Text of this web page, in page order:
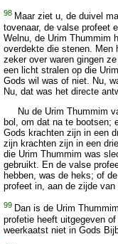
98 Maar ziet u, de duivel
tovenaar, de valse profeet
Welnu, de Urim Thummim
overdekte die stenen. Men
zeker over waren gingen
een licht stralen op die
Gods wil was of niet. Nu,
Nu, dat was het directe
Nu de Urim Thummim
bol, om dat na te bootsen;
Gods krachten zijn in een
zijn krachten zijn in een
die Urim Thummim was
gebruikt. En de valse
hebben, was de heks; of
profeet in, aan de zijde
99 Dan is de Urim
profetie heeft uitgegeven
weerkaatst niet in Gods